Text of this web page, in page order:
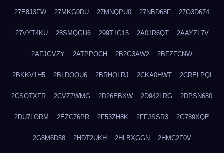
27E8J3FW 27MKG0DU 27MNQPU0 27NBD68F 27O3D674
27VYT4KU 28SMQGU6 299T1G15 2A01R6QT 2AAYZL7V
2AFJGVZY 2ATPPOCH 2B2G3AW2 2BFZFCNW
2BKKV1H5 2BLDOOU6 2BRHOLRJ 2CKA0HWT 2CRELPQI
2CSOTXFR 2CVZ7WMG 2D26EBXW 2D942LRG 2DPSN680
2DU7LORM 2EZC76PR 2F53ZH8K 2FFJSSR3 2G789XQE
2G8M6D58 2HDT2UKH 2HLBXGGN 2HMC2F0V